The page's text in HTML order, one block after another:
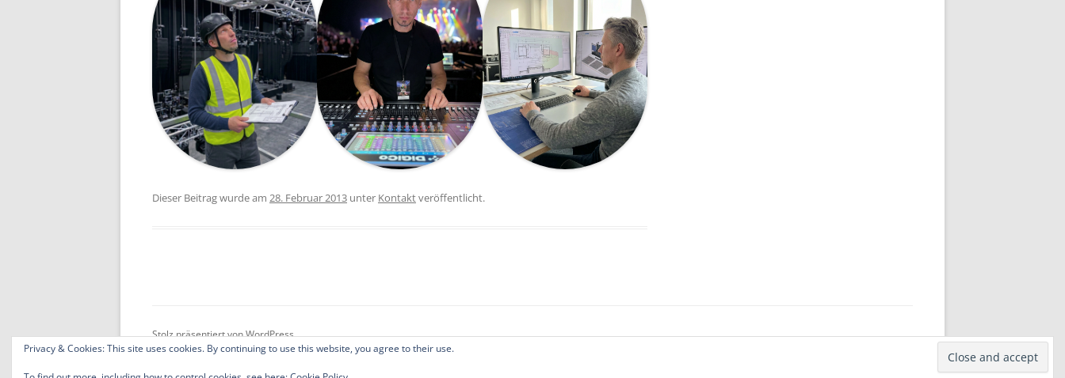
Dieser Beitrag wurde am 28. Februar 2013 unter Kontaktveröffentlicht.
Stolz präsentiert von WordPress
Privacy & Cookies: This site uses cookies. By continuing to use this website, you agree to their use.